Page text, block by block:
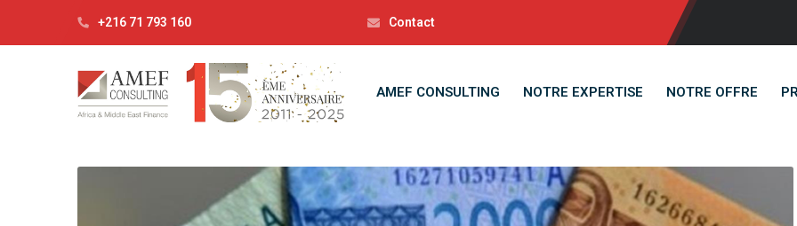
+216 71 793 160 Contact
AMEF CONSULTING NOTRE EXPERTISE NOTRE OFFRE